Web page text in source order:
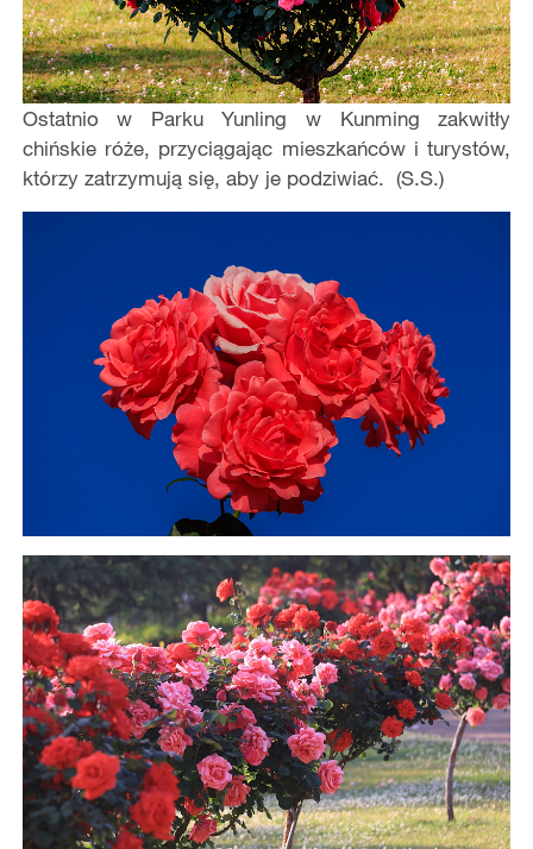
Ostatnio w Parku Yunling w Kunming zakwitły
chińskie róże, przyciągając mieszkańców i turystów,
którzy zatrzymują się, aby je podziwiać. (S.S.)